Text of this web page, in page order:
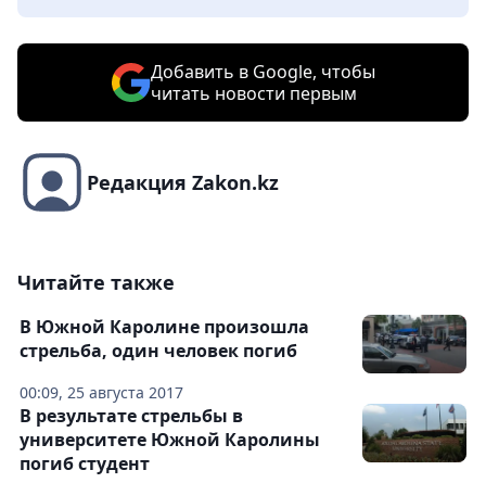
Добавить в Google, чтобы
читать новости первым
Редакция Zakon.kz
Читайте также
00:09, 25 августа 2017
В Южной Каролине произошла
стрельба, один человек погиб
В результате стрельбы в
университете Южной Каролины
погиб студент